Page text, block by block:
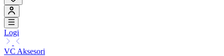
Logi
VC Aksesori